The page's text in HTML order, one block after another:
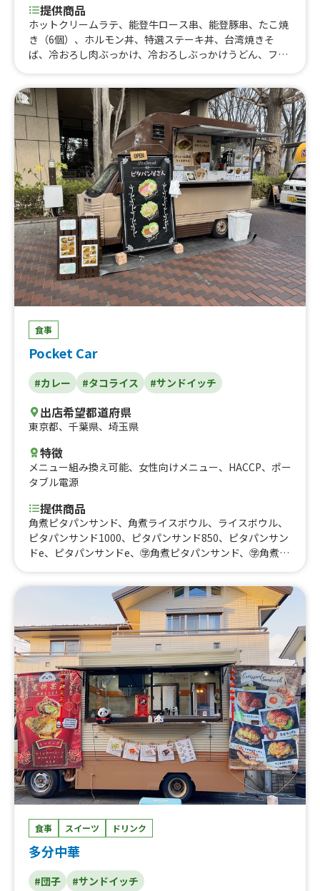
提供商品
ホットクリームラテ、能登牛ロース串、能登豚串、たこ焼
き（6個）、ホルモン丼、特選ステーキ丼、台湾焼きそ
ば、冷おろし肉ぶっかけ、冷おろしぶっかけうどん、フラ
種、りんご飴、果実のしずく飴、生ビール、ミルク練乳か
き氷、唐揚げ、ロングポテト、厚焼きたまごサンド、厚焼
きチーズたまごサンド、厚焼き明太たまごサンド、すき焼
きたまごサンド
食事
Pocket Car
#カレー #タコライス #サンドイッチ
出店希望都道府県
東京都、 千葉県、 埼玉県
特徴
メニュー組み換え可能、 女性向けメニュー、 HACCP、 ポー
タブル電源
提供商品
角煮ピタパンサンド、角煮ライスボウル、ライスボウル、
ピタパンサンド1000、ピタパンサンド850、ピタパンサン
ドe、ピタパンサンドe、㊫角煮ピタパンサンド、㊫角煮ラ
ルーツヨーグルトサンド、㊫ピタパンサンド680、スモア
サンド、から揚げ、ポテト、レモネード、ラムネ、コーヒ
食事 スイーツ ドリンク
多分中華
#団子 #サンドイッチ